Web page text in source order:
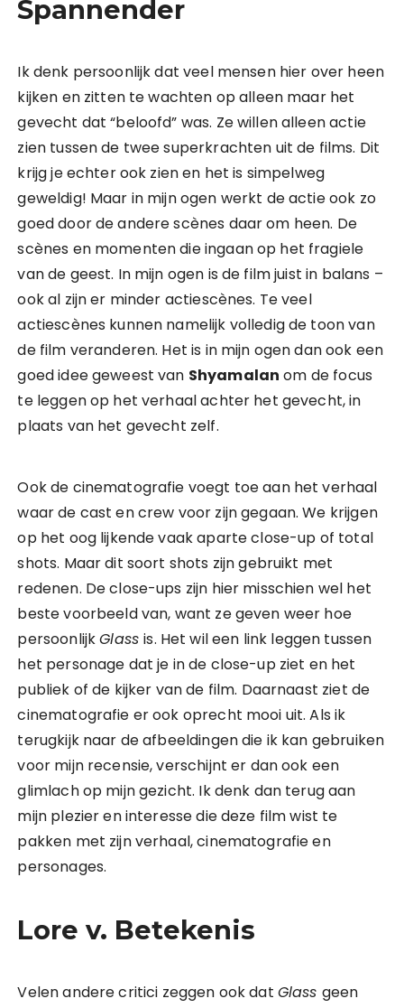
Spannender
Ik denk persoonlijk dat veel mensen hier over heen
kijken en zitten te wachten op alleen maar het
gevecht dat “beloofd” was. Ze willen alleen actie
zien tussen de twee superkrachten uit de films. Dit
krijg je echter ook zien en het is simpelweg
geweldig! Maar in mijn ogen werkt de actie ook zo
goed door de andere scènes daar om heen. De
scènes en momenten die ingaan op het fragiele
van de geest. In mijn ogen is de film juist in balans –
ook al zijn er minder actiescènes. Te veel
actiescènes kunnen namelijk volledig de toon van
de film veranderen. Het is in mijn ogen dan ook een
goed idee geweest van Shyamalan om de focus
te leggen op het verhaal achter het gevecht, in
plaats van het gevecht zelf.
Ook de cinematografie voegt toe aan het verhaal
waar de cast en crew voor zijn gegaan. We krijgen
op het oog lijkende vaak aparte close-up of total
shots. Maar dit soort shots zijn gebruikt met
redenen. De close-ups zijn hier misschien wel het
beste voorbeeld van, want ze geven weer hoe
persoonlijkGlassis. Het wil een link leggen tussen
het personage dat je in de close-up ziet en het
publiek of de kijker van de film. Daarnaast ziet de
cinematografie er ook oprecht mooi uit. Als ik
terugkijk naar de afbeeldingen die ik kan gebruiken
voor mijn recensie, verschijnt er dan ook een
glimlach op mijn gezicht. Ik denk dan terug aan
mijn plezier en interesse die deze film wist te
pakken met zijn verhaal, cinematografie en
personages.
Lore v. Betekenis
Velen andere critici zeggen ook dat Glass geen